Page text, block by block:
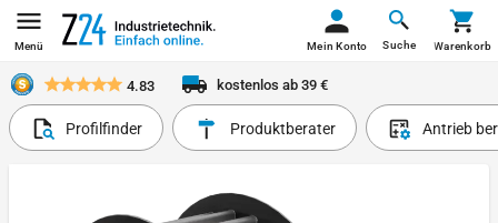
Menü Suche
Mein Konto Warenkorb
4.83 kostenlos ab 39 €
Profilfinder Produktberater Antrieb